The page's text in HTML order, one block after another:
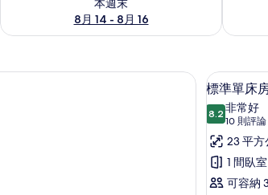
本週末
8月 14 - 8月 16
顯
示
標
準
單
床
4
標準單床
8.28.2 分，滿分
非常好
10 則評論
(10
則
評
論)
23 平方
1 間臥室
可容納